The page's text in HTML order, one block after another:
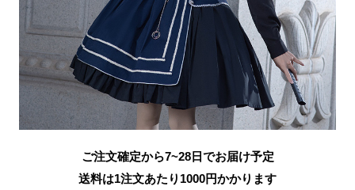
ご注文確定から7~28日でお届け予定
送料は1注文あたり 1000円かかります